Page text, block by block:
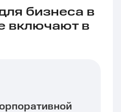
бизнеса в
включают в